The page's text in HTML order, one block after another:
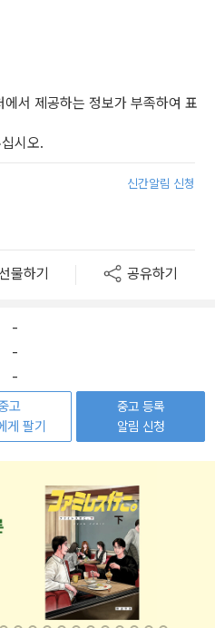
서 제공하는 정보가 부족하여 표
시오.
신간알림 신청
물하기 공유하기
-
-
-
고
게 팔기
중고 등록
알림 신청